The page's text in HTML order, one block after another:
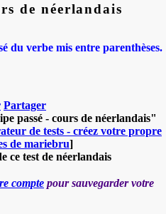
de néerlandais
du verbe mis entre parenthèses.
Partager
passé - cours de néerlandais"
de tests - créez votre propre
de mariebru]
ce test de néerlandais
compte pour sauvegarder votre